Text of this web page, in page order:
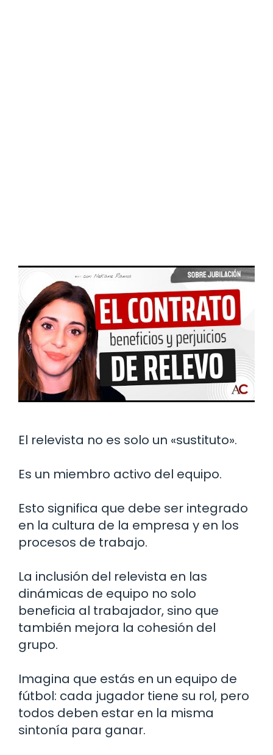
El relevista no es solo un «sustituto».
Es un miembro activo del equipo.
Esto significa que debe ser integrado
en la cultura de la empresa y en los
procesos de trabajo.
La inclusión del relevista en las
dinámicas de equipo no solo
beneficia al trabajador, sino que
también mejora la cohesión del
grupo.
Imagina que estás en un equipo de
fútbol: cada jugador tiene su rol, pero
todos deben estar en la misma
sintonía para ganar.